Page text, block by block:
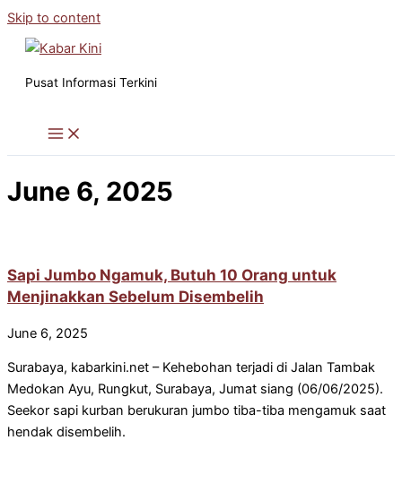
Skip to content
Pusat Informasi Terkini
June 6, 2025
Sapi Jumbo Ngamuk, Butuh 10 Orang untuk
Menjinakkan Sebelum Disembelih
June 6, 2025
Surabaya, kabarkini.net – Kehebohan terjadi di Jalan Tambak
Medokan Ayu, Rungkut, Surabaya, Jumat siang (06/06/2025).
Seekor sapi kurban berukuran jumbo tiba-tiba mengamuk saat
hendak disembelih.